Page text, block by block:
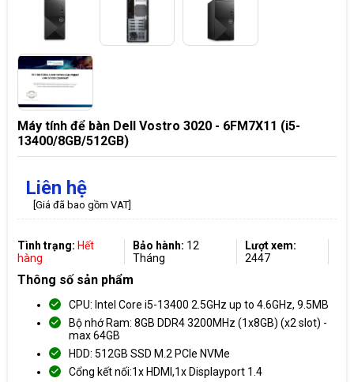
Máy tính để bàn Dell Vostro 3020 - 6FM7X11 (i5-
13400/8GB/512GB)
Liên hệ
[Giá đã bao gồm VAT]
Tình trạng: Hết
hàng
Bảo hành: 12
Tháng
Lượt xem:
2447
Thông số sản phẩm
CPU: Intel Core i5-13400 2.5GHz up to 4.6GHz, 9.5MB
Bộ nhớ Ram: 8GB DDR4 3200MHz (1x8GB) (x2 slot) -
max 64GB
HDD: 512GB SSD M.2 PCIe NVMe
Cổng kết nối:1x HDMI,1x Displayport 1.4